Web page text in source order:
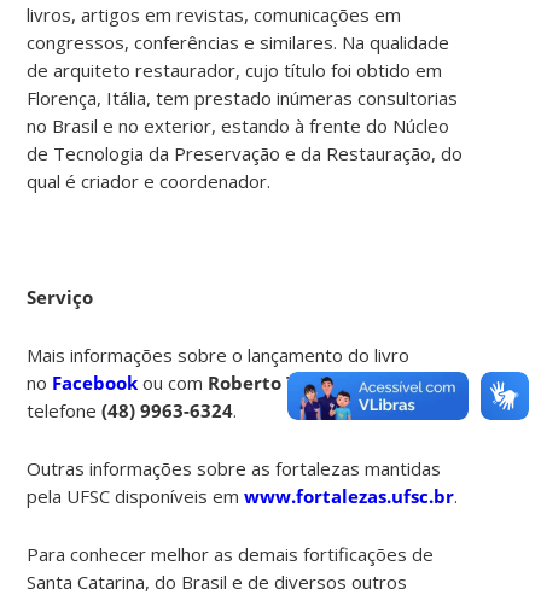
livros, artigos em revistas, comunicações em
congressos, conferências e similares. Na qualidade
de arquiteto restaurador, cujo título foi obtido em
Florença, Itália, tem prestado inúmeras consultorias
no Brasil e no exterior, estando à frente do Núcleo
de Tecnologia da Preservação e da Restauração, do
qual é criador e coordenador.
Serviço
Mais informações sobre o lançamento do livro
no Facebook ou com Roberto Tonera
, pelo
telefone(48) 9963-6324.
Outras informações sobre as fortalezas mantidas
pela UFSC disponíveis emwww.fortalezas.ufsc.br.
Para conhecer melhor as demais fortificações de
Santa Catarina, do Brasil e de diversos outros